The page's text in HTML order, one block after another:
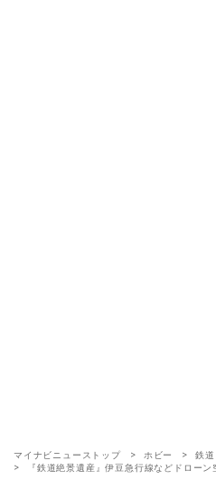
マイナビニューストップ ホビー
鉄道
『鉄道絶景遺産』伊豆急行線などドロー